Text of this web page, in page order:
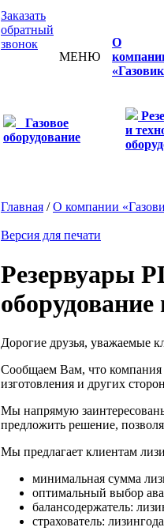
Заказать
обратный
звонок
МЕНЮ
О
Газовое
оборудование
и
Главная /О компании
Версия для печати
Резервуары
оборудование
Дорогие друзья, уважаемые
Сообщаем Вам, что компания
изготовления и других
Мы напрямую
предложить решение,
Мы предлагает клиентам
минимальная сумма
оптимальный выбор
балансодержатель:
страхователь: